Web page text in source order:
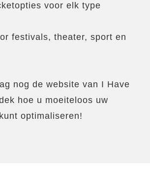
voor elk type
festivals, theater, sport en
nog de website van I Have
hoe u moeiteloos uw
optimaliseren!